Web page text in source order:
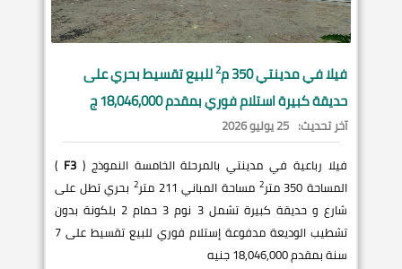
فيلا فيمدينتي350 م 2للبيع تقسيط بحري على
حديقة كبيرة استلام فوري بمقدم 18,046,000 ج
آخر تحديث: 25 يوليو 2026
فيلا رباعية في مدينتي بالمرحلة الخامسة النموذج (F3
)
المساحة 350 متر
2 مساحة المباني 211 متر 2 بحري تطل على
شارع و حديقة كبيرة تشمل 3 نوم 3 حمام 2 بلكونة بدون
تشطيب الوديعة مدفوعة إستلام فوري للبيع تقسيط على 7
سنة بمقدم 18,046,000 جنيه